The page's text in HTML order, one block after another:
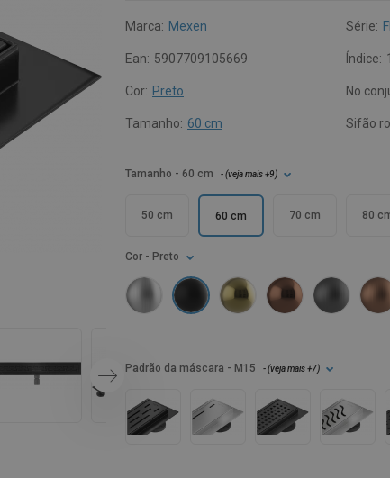
Marca: Mexen Série:
Ean: 5907709105669 Índice:
Cor: Preto No
Tamanho: 60 cm Sifão
Tamanho - 60 cm - (veja mais+9)
50 cm 60 cm 70 cm 80
Cor - Preto
Padrão da máscara - M15 - (veja mais+7)